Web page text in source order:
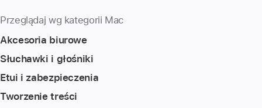
Przeglądaj wg kategorii Mac
Akcesoria biurowe
Słuchawki i głośniki
Etui i zabezpieczenia
Tworzenie treści